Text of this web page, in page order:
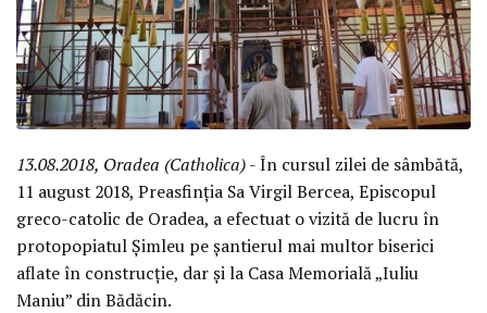
13.08.2018, Oradea (Catholica)- În cursul zilei de sâmbătă,
11 august 2018, Preasfinția Sa Virgil Bercea, Episcopul
greco-catolic de Oradea, a efectuat o vizită de lucru în
protopopiatul Șimleu pe șantierul mai multor biserici
aflate în construcție, dar și la Casa Memorială „Iuliu
Maniu” din Bădăcin.